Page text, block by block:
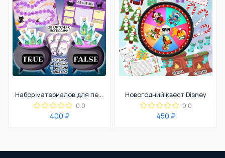
Набор материалов для первых уроков и знакомства с учениками
0.0
400 ₽
Новогодний квест Disney
0.0
450 ₽